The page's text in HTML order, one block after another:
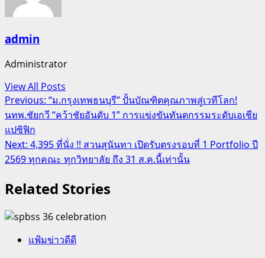
admin
Administrator
View All Posts
Post
navigation
Previous: “ม.กรุงเทพธนบุรี” ปั้นบัณฑิตคุณภาพสู่เวทีโลก!
นทพ.ชัยกวี “คว้าชัยอันดับ 1” การแข่งขันทันตกรรมระดับเอเชีย
แปซิฟิก
Next: 4,395 ที่นั่ง !! สวนสุนันทา เปิดรับตรงรอบที่ 1 Portfolio ปี
2569 ทุกคณะ ทุกวิทยาลัย ถึง 31 ส.ค.นี้เท่านั้น
Related Stories
แฟ้มข่าวดีดี